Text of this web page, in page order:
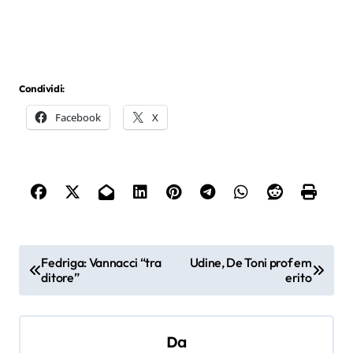
Condividi:
Facebook X
v
Fedriga: Vannacci “tra
ditore”
Udine, De Toni prof em
erito
Da